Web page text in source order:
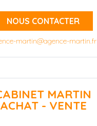
NOUS CONTACTER
martin@agence-martin.fr
MARTIN
ACHAT - VENTE